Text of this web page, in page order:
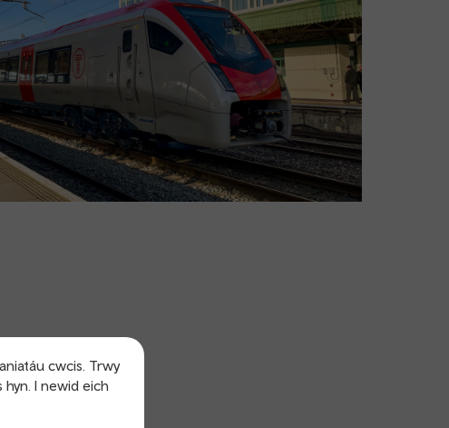
cwcis. Trwy
I newid eich
ffwrdd.